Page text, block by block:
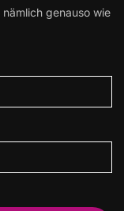
genauso wie